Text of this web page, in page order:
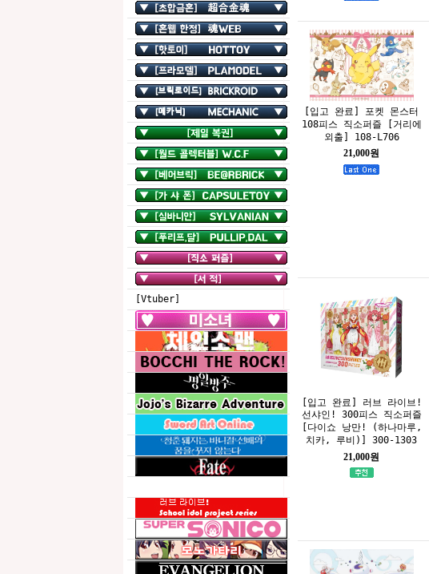
[Vtuber]
[입고 완료] 포켓 몬스터
108피스 직소퍼즐 [거리에
외출] 108-L706
21,000원
[입고 완료] 러브 라이브!
선샤인! 300피스 직소퍼즐
[다이쇼 낭만! (하나마루,
치카, 루비)] 300-1303
21,000원